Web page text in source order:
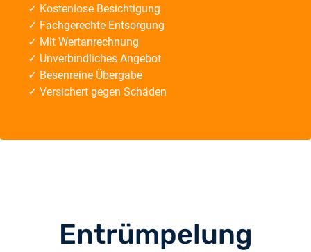
✓ Kostenlose Besichtigung
✓ Fachgerechte Entsorgung
✓ Mit Wertanrechnung
✓ Unverbindliches Angebot
✓ Besenreine Übergabe
✓ Versichert gegen Schäden
Entrümpelung